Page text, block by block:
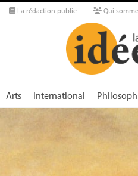
La rédaction publie Qui
Arts International